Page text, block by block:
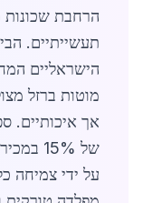
הרחבת שכונות
תעשייתיים.
מוטות ברזל
אך איכותיים.
של
על ידי צמיחה